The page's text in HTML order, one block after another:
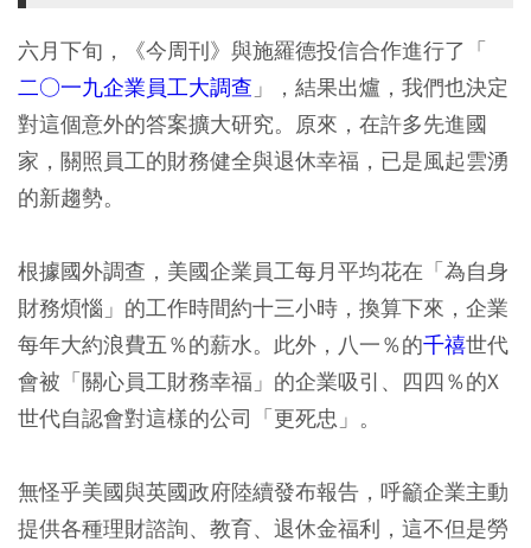
六月下旬，《今周刊》與施羅德投信合作進行了「
二○一九企業員工大調查 」，結果出爐，我們也決定
對這個意外的答案擴大研究。原來，在許多先進國
家，關照員工的財務健全與退休幸福，已是風起雲湧
的新趨勢。
根據國外調查，美國企業員工每月平均花在「為自身
財務煩惱」的工作時間約十三小時，換算下來，企業
每年大約浪費五％的薪水。此外，八一％的千禧世代
會被「關心員工財務幸福」的企業吸引、四四％的X
世代自認會對這樣的公司「更死忠」。
無怪乎美國與英國政府陸續發布報告，呼籲企業主動
提供各種理財諮詢、教育、退休金福利，這不但是勞